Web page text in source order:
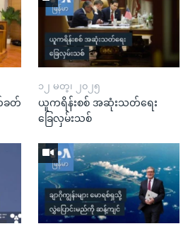
ခတ်
၁၂ မတ္၊ ၂၀၂၅
ယူကရိန်းစစ် အဆုံးသတ်ရေး
ခြေလှမ်းသစ်